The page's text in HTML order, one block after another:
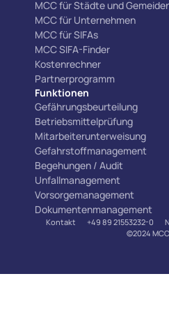
MCC für Städte und
MCC für Unternehmen
MCC für SIFAs
MCC SIFA-Finder
Kostenrechner
Partnerprogramm
Funktionen
Gefährungsbeurteilung
Betriebsmittelprüfung
Mitarbeiterunterweisung
Gefahrstoffmanagement
Begehungen / Audit
Unfallmanagement
Vorsorgemanagement
Dokumentenmanagement
Kontakt +49 89 21553232-0
©2024